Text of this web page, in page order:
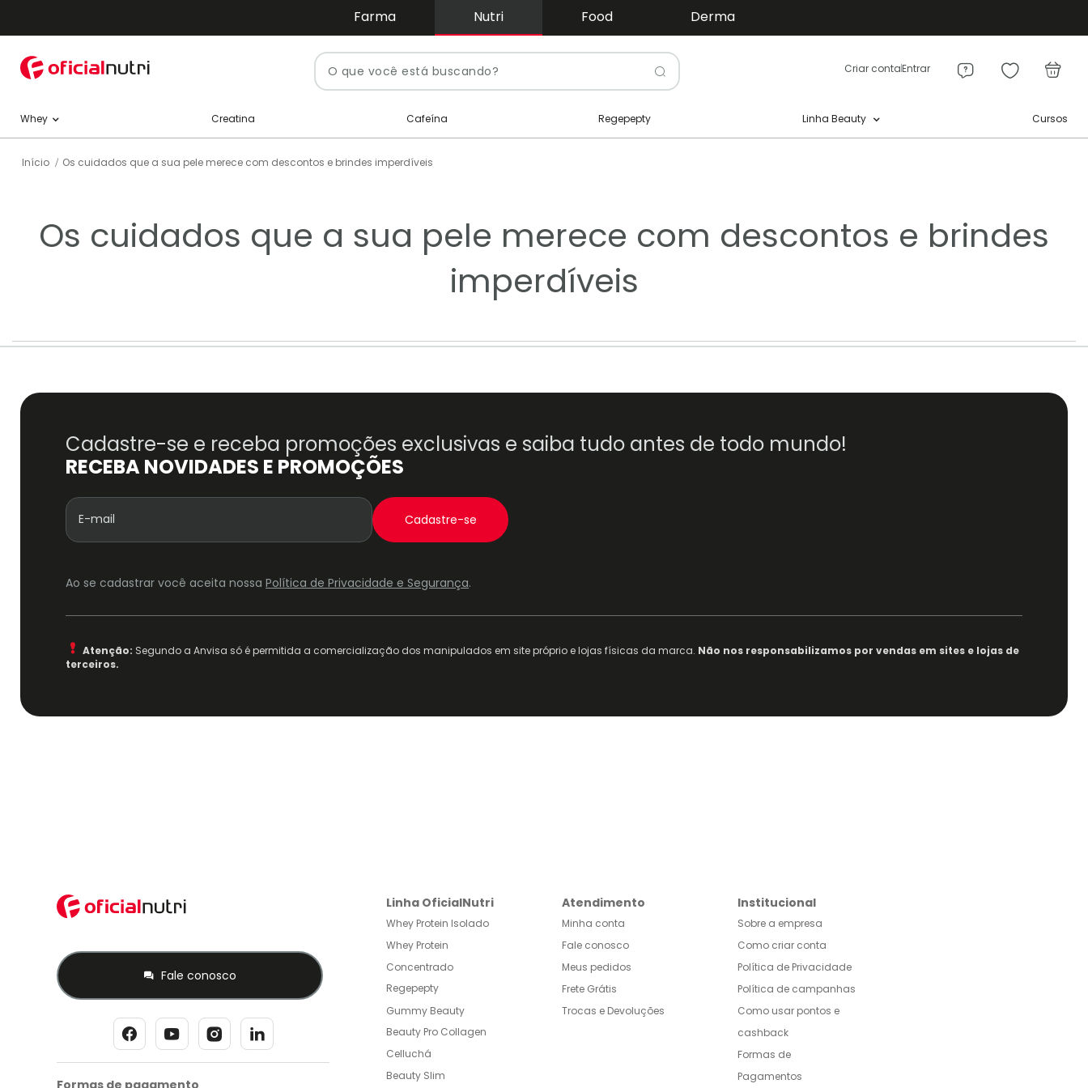
Farma Nutri Food Derma
Criar contaEntrar
Pesquisa
Pesquisa
Whey Creatina Cafeína Regepepty Linha Beauty Cursos
Início Os cuidados que a sua pele merece com descontos e brindes imperdíveis
Os cuidados que a sua pele merece com descontos e brindes
imperdíveis
RECEBA NOVIDADES E PROMOÇÕES
Cadastre-se e receba promoções exclusivas e saiba tudo antes de todo mundo!
Cadastre-se
Ao se cadastrar você aceita nossa Política de Privacidade e Segurança.
Atenção: Segundo a Anvisa só é permitida a comercialização dos manipulados em site próprio e lojas físicas da marca. Não nos responsabilizamos por vendas em sites e lojas de
terceiros.
Fale conosco
Formas de pagamento
Linha OficialNutri
Whey Protein Isolado
Whey Protein
Concentrado
Regepepty
Gummy Beauty
Beauty Pro Collagen
Celluchá
Beauty Slim
Atendimento
Minha conta
Fale conosco
Meus pedidos
Frete Grátis
Trocas e Devoluções
Institucional
Sobre a empresa
Como criar conta
Política de Privacidade
Política de campanhas
Como usar pontos e
cashback
Formas de
Pagamentos